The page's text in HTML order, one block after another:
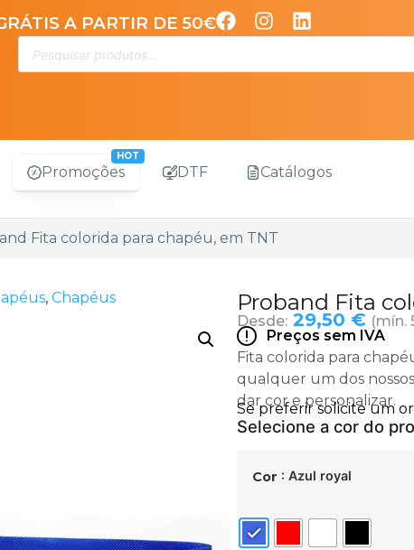
A PARTIR DE 50€
Promoções DTF Catálogos
Fita colorida para chapéu, em TNT
,Chapéus Proband Fita
Desde: 29,50 € (mín.
Preços sem IVA
Fita colorida para
qualquer um dos
dar cor e personalizar.
Cor : Azul royal